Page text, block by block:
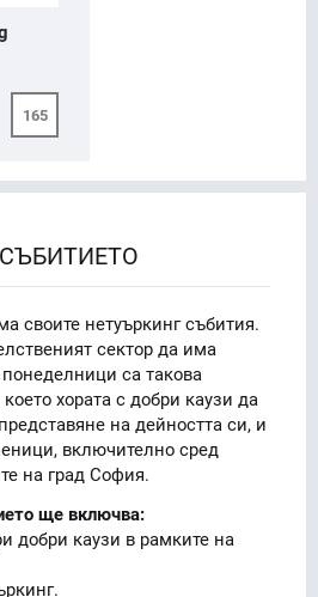
165
своите нетуъркинг събития.
сектор да има
са такова
хората с добри каузи да
на дейността си, и
включително сред
на град София.
ще включва:
добри каузи в рамките на